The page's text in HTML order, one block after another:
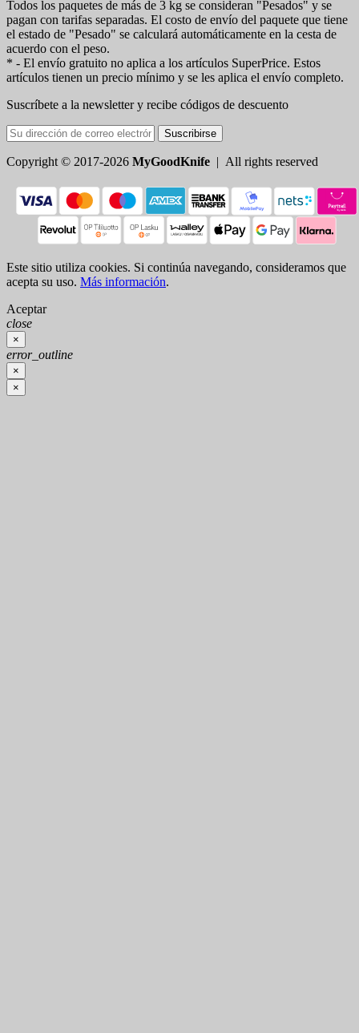
Todos los paquetes de más de 3 kg se consideran "Pesados" y se
pagan con tarifas separadas. El costo de envío del paquete que tiene
el estado de "Pesado" se calculará automáticamente en la cesta de
acuerdo con el peso.
* - El envío gratuito no aplica a los artículos SuperPrice. Estos
artículos tienen un precio mínimo y se les aplica el envío completo.
Suscríbete a la newsletter y recibe códigos de descuento
Suscribirse
Copyright © 2017-2026 MyGoodKnife | All rights reserved
Este sitio utiliza cookies. Si continúa navegando, consideramos que
acepta su uso. Más información.
Aceptar
close
×
error_outline
×
×